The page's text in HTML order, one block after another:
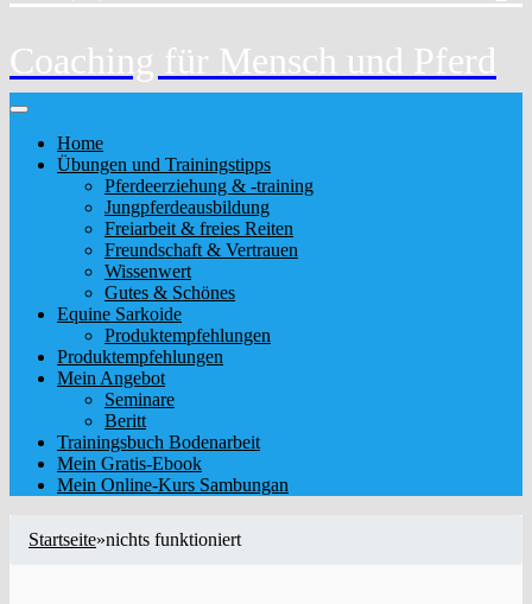
Coaching für Mensch und Pferd
Home
Übungen und Trainingstipps
Pferdeerziehung & -training
Jungpferdeausbildung
Freiarbeit & freies Reiten
Freundschaft & Vertrauen
Wissenwert
Gutes & Schönes
Equine Sarkoide
Produktempfehlungen
Produktempfehlungen
Mein Angebot
Seminare
Beritt
Trainingsbuch Bodenarbeit
Mein Gratis-Ebook
Mein Online-Kurs Sambungan
Startseite»nichts funktioniert